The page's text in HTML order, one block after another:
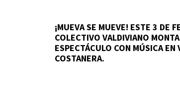
¡MUEVA SE MUEVE! ESTE 3 DE
COLECTIVO VALDIVIANO
ESPECTÁCULO CON MÚSICA EN
COSTANERA.